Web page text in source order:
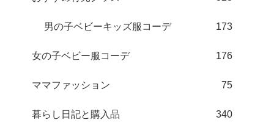
男の子ベビーキッズ服コーデ 173
女の子ベビー服コーデ 176
ママファッション 75
暮らし日記と購入品 340